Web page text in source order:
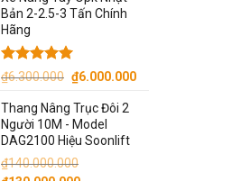
Bản 2-2.5-3 Tấn Chính
Hãng
Được xếp
5 sao
₫6.300.000 Giá
là:
₫6.300.000.
₫6.000.000Giá
Thang Nâng Trục Đôi 2
Người 10M - Model
DAG2100 Hiệu Soonlift
₫140.000.000